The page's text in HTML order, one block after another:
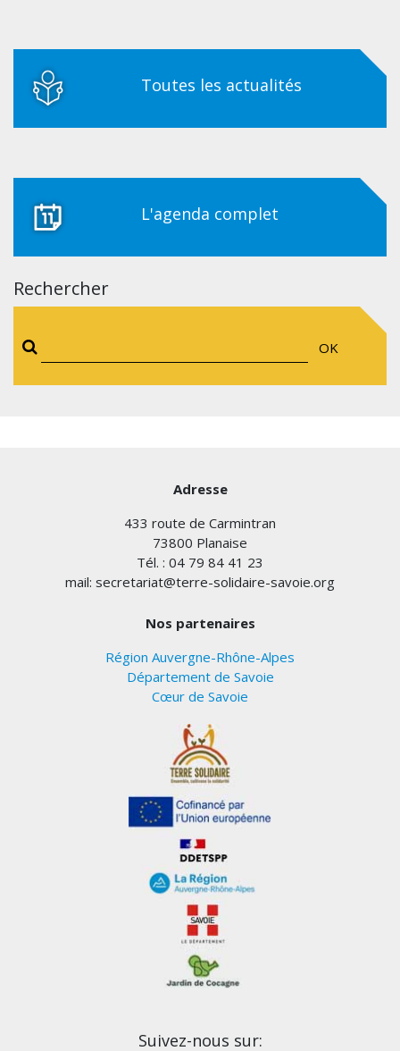
Toutes les actualités
L'agenda complet
Rechercher
OK
Adresse
433 route de Carmintran
73800 Planaise
Tél. : 04 79 84 41 23
mail: secretariat@terre-solidaire-savoie.org
Nos partenaires
Région Auvergne-Rhône-Alpes
Département de Savoie
Cœur de Savoie
Suivez-nous sur: